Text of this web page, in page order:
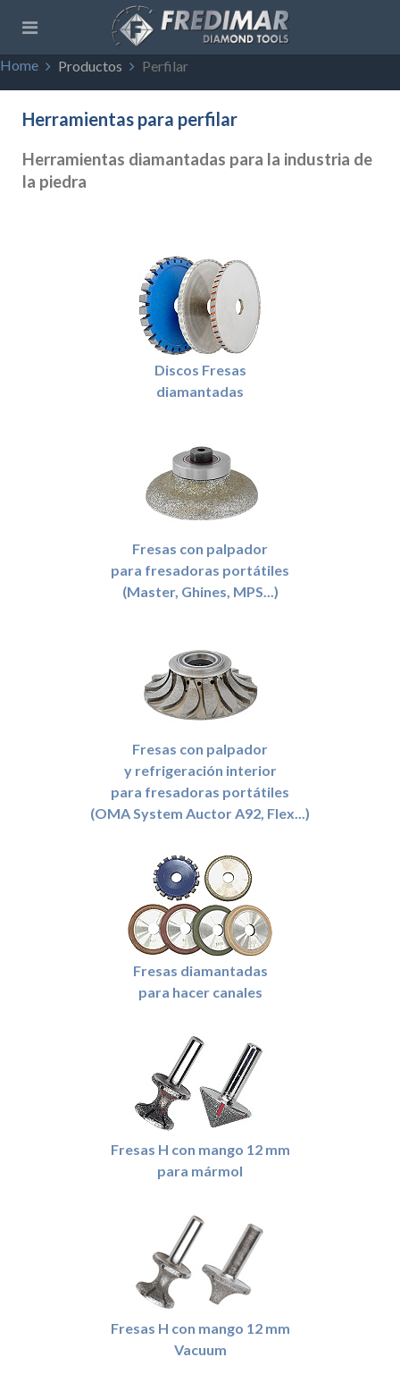
Home Productos Perfilar
Herramientas para perfilar
Herramientas diamantadas para la industria de
la piedra
Discos Fresas
diamantadas
Fresas con palpador
para fresadoras portátiles
(Master, Ghines, MPS...)
Fresas con palpador
y refrigeración interior
para fresadoras portátiles
(OMA System Auctor A92, Flex...)
Fresas diamantadas
para hacer canales
Fresas H con mango 12 mm
para mármol
Fresas H con mango 12 mm
Vacuum